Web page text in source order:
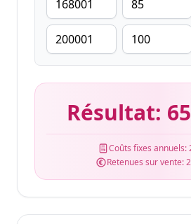
Résultat:
Coûts fixes annuels:
Retenues sur vente: